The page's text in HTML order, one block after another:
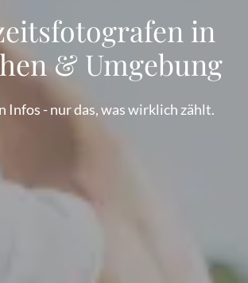
in
& Umgebung
Infos - nur das, was wirklich zählt.